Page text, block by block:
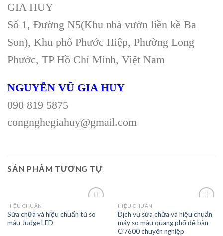
GIA HUY
Số 1, Đường N5(Khu nhà vườn liền kề Ba
Son), Khu phố Phước Hiệp, Phường Long
Phước, TP Hồ Chí Minh, Việt Nam
NGUYỄN VŨ GIA HUY
090 819 5875
congnghegiahuy@gmail.com
SẢN PHẨM TƯƠNG TỰ
HIỆU CHUẨN
Sửa chữa và hiệu chuẩn tủ so
màu Judge LED
Add to
HIỆU CHUẨN
Dịch vụ sửa chữa và hiệu chuẩn
máy so màu quang phổ để bàn
Ci7600 chuyên nghiệp